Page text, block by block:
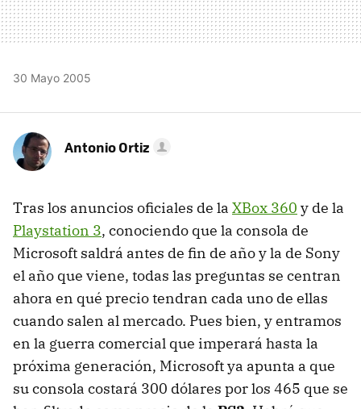
30 Mayo 2005
Antonio Ortiz
Tras los anuncios oficiales de la XBox 360 y de la
Playstation 3, conociendo que la consola de
Microsoft saldrá antes de fin de año y la de Sony
el año que viene, todas las preguntas se centran
ahora en qué precio tendran cada uno de ellas
cuando salen al mercado. Pues bien, y entramos
en la guerra comercial que imperará hasta la
próxima generación, Microsoft ya apunta a que
su consola costará 300 dólares por los 465 que se